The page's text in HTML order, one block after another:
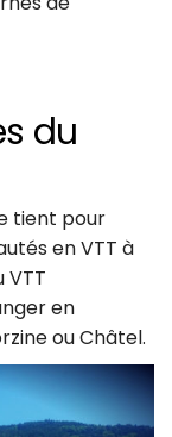
du
tient pour
en VTT à
VTT
en
ou Châtel.